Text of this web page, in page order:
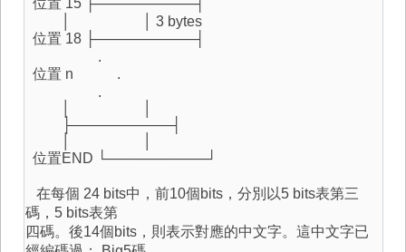
位置 15 ├──────────┤
│ │ 3 bytes
位置 18 ├──────────┤
.
位置 n .
.
├──────────┤
位置END └──────────┘
在每個 24 bits中，前10個bits，分別以5 bits表第三
碼，5 bits表第
四碼。後14個bits，則表示對應的中文字。這中文字已